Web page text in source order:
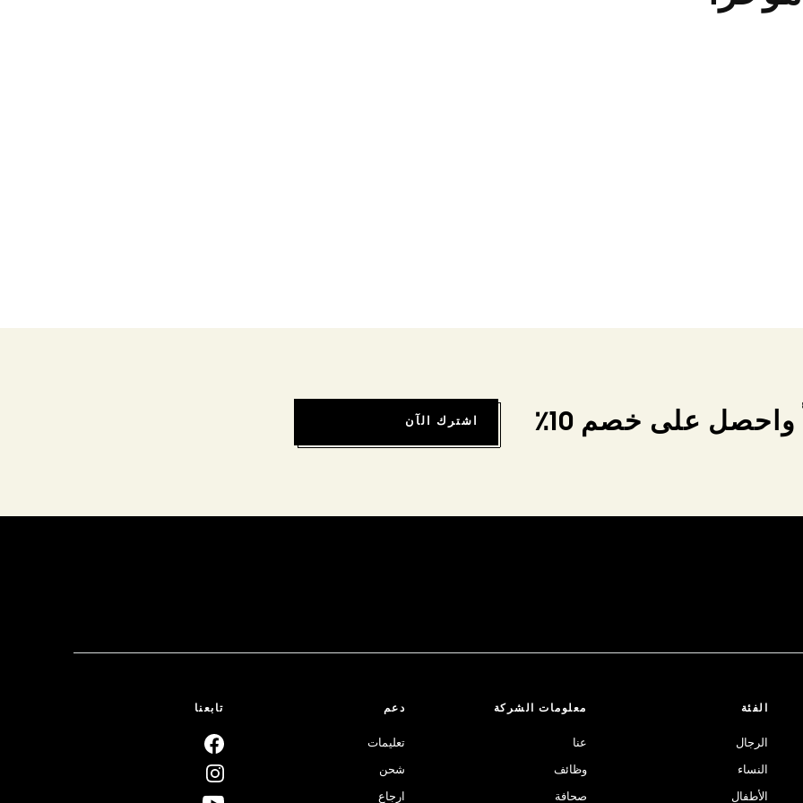
على خصم 10٪ اشترك الآن
الفئة
الرجال
النساء
الأطفال
معلومات الشركة
عنا
وظائف
صحافة
دعم
تعليمات
شحن
ارجاع
تابعنا